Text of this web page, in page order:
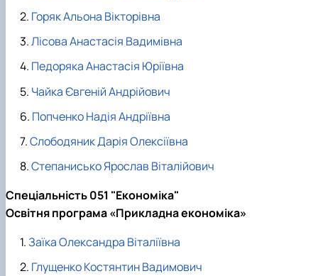
Горяк Альона Вікторівна
Лісова Анастасія Вадимівна
Педоряка Анастасія Юріївна
Чайка Євгеній Андрійович
Попченко Надія Андріївна
Слободяник Дарія Олексіївна
Степанисько Ярослав Віталійович
Спеціальність 051 "Економіка"
Освітня програма «Прикладна економіка»
Заїка Олександра Віталіївна
Глущенко Костянтин Вадимович